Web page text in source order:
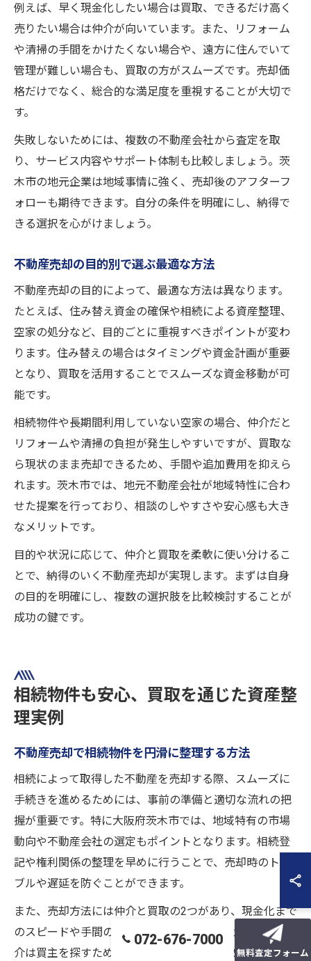
例えば、早く現金化したい場合は買取、できるだけ高く
売りたい場合は仲介が向いています。また、リフォーム
や清掃の手間をかけたくない場合や、遠方に住んでいて
管理が難しい場合も、買取の方がスムーズです。売却価
格だけでなく、総合的な満足度を重視することが大切で
す。
失敗しないためには、複数の不動産会社から査定を取
り、サービス内容やサポート体制も比較しましょう。茨
木市の地元企業は地域事情に強く、売却後のアフターフ
ォローも期待できます。自分の条件を明確にし、納得で
きる選択を心がけましょう。
不動産売却の目的別で選ぶ最適な方法
不動産売却の目的によって、最適な方法は異なります。
たとえば、住み替え資金の確保や相続による資産整理、
空家の処分など、目的ごとに重視すべきポイントが変わ
ります。住み替えの場合はタイミングや資金計画が重要
となり、買取を活用することでスムーズな資金移動が可
能です。
相続物件や長期間利用していない空家の場合、仲介だと
リフォームや清掃の負担が発生しやすいですが、買取な
ら現状のまま売却できるため、手間や追加費用を抑えら
れます。茨木市では、地元不動産会社が地域特性に合わ
せた提案を行っており、相談のしやすさや安心感も大き
なメリットです。
目的や状況に応じて、仲介と買取を柔軟に使い分けるこ
とで、納得のいく不動産売却が実現します。まずは自身
の目的を明確にし、複数の選択肢を比較検討することが
成功の鍵です。
相続物件も安心、買取を通じた資産整
理実例
不動産売却で相続物件を円滑に整理する方法
相続によって取得した不動産を売却する際、スムーズに
手続きを進めるためには、事前の準備と適切な流れの把
握が重要です。特に大阪府茨木市では、地域特有の市場
動向や不動産会社の選定もポイントとなります。相続登
記や権利関係の整理を早めに行うことで、売却時のトラ
ブルや遅延を防ぐことができます。
また、売却方法には仲介と買取の2つがあり、現金化まで
のスピードや手間の違いを理解することが大切です。仲
介は買主を探すため時間がかかる一方、買取は不動産会
072-676-7000
無料査定フォーム